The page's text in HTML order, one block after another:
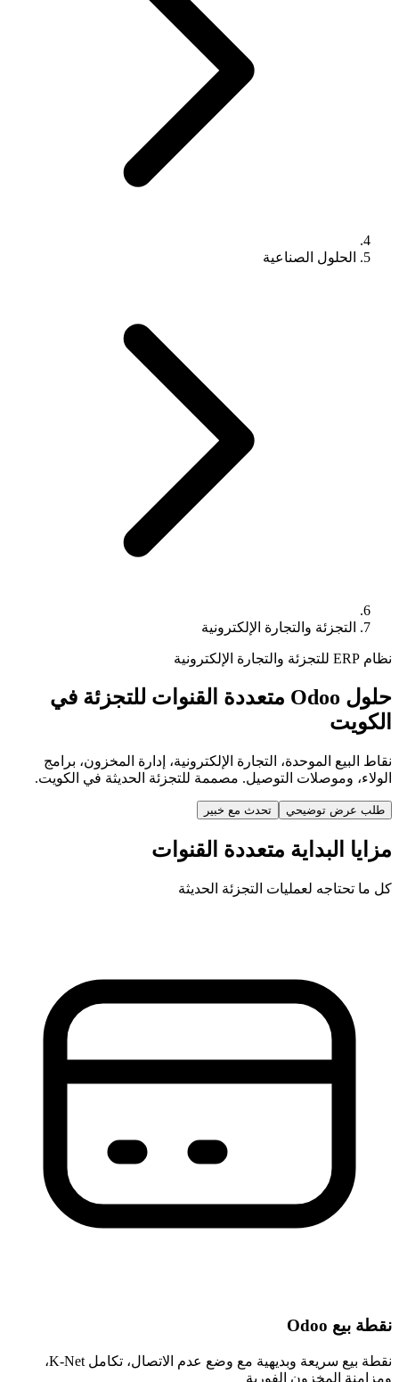
الحلول الصناعية
التجزئة والتجارة الإلكترونية
نظام ERP للتجزئة والتجارة الإلكترونية
حلول Odoo متعددة القنوات للتجزئة في
الكويت
نقاط البيع الموحدة، التجارة الإلكترونية، إدارة المخزون، برامج
الولاء، وموصلات التوصيل. مصممة للتجزئة الحديثة في الكويت.
طلب عرض توضيحي تحدث مع خبير
مزايا البداية متعددة القنوات
كل ما تحتاجه لعمليات التجزئة الحديثة
نقطة بيع Odoo
نقطة بيع سريعة وبديهية مع وضع عدم الاتصال، تكامل K-Net،
ومزامنة المخزون الفورية